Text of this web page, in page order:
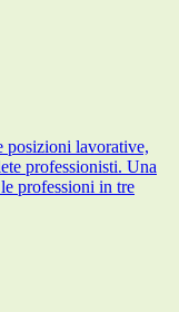
posizioni lavorative,
professionisti. Una
professioni in tre